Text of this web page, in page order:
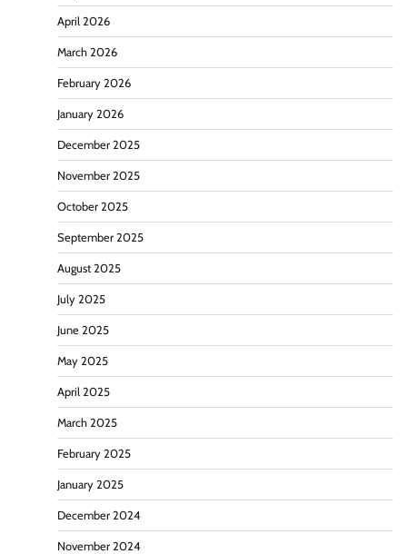
April 2026
March 2026
February 2026
January 2026
December 2025
November 2025
October 2025
September 2025
August 2025
July 2025
June 2025
May 2025
April 2025
March 2025
February 2025
January 2025
December 2024
November 2024